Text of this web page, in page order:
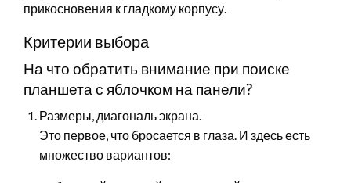
прикосновения к гладкому корпусу.
Критерии выбора
На что обратить внимание при поиске
планшета с яблочком на панели?
Размеры, диагональ экрана.
Это первое, что бросается в глаза. И здесь есть
множество вариантов: